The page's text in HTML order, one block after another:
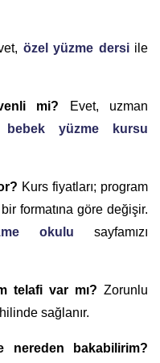
özel yüzme dersiile
mi? Evet, uzman
bebek yüzme kursu
Kurs fiyatları; program
formatına göre değişir.
okulu sayfamızı
telafi var mı? Zorunlu
sağlanır.
nereden bakabilirim?